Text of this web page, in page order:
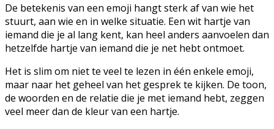
De betekenis van een emoji hangt sterk af van wie het
stuurt, aan wie en in welke situatie. Een wit hartje van
iemand die je al lang kent, kan heel anders aanvoelen dan
hetzelfde hartje van iemand die je net hebt ontmoet.
Het is slim om niet te veel te lezen in één enkele emoji,
maar naar het geheel van het gesprek te kijken. De toon,
de woorden en de relatie die je met iemand hebt, zeggen
veel meer dan de kleur van een hartje.